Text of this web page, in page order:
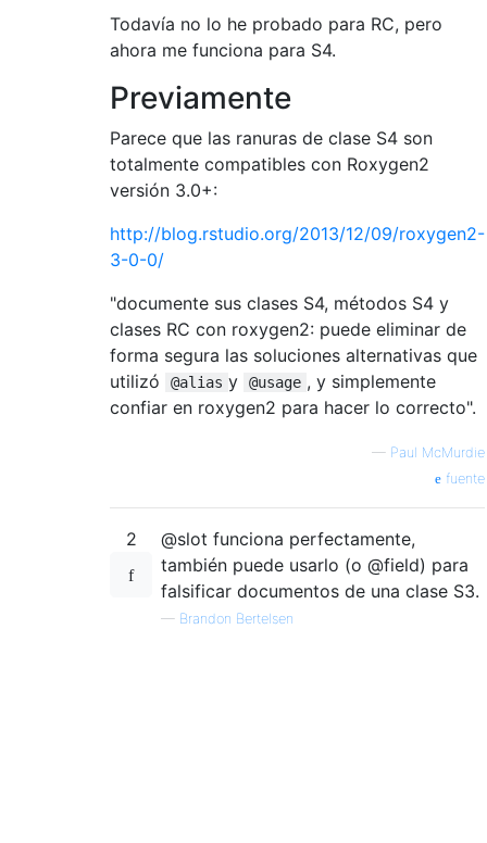
Todavía no lo he probado para RC, pero
ahora me funciona para S4.
Previamente
Parece que las ranuras de clase S4 son
totalmente compatibles con Roxygen2
versión 3.0+:
http://blog.rstudio.org/2013/12/09/roxygen2-
3-0-0/
"documente sus clases S4, métodos S4 y
clases RC con roxygen2: puede eliminar de
forma segura las soluciones alternativas que
utilizó
@alias y @usage , y simplemente
confiar en roxygen2 para hacer lo correcto".
— Paul McMurdie
fuente
2
@slot funciona perfectamente,
también puede usarlo (o @field) para
falsificar documentos de una clase S3.
— Brandon Bertelsen